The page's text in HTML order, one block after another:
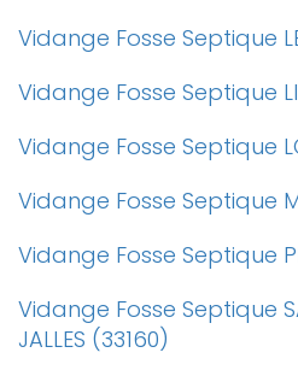
Vidange Fosse Septique
Vidange Fosse Septique
Vidange Fosse Septique
Vidange Fosse Septique
Vidange Fosse Septique
Vidange Fosse Septique
JALLES (33160)